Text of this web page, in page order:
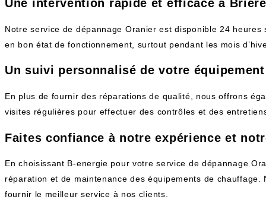
Une intervention rapide et efficace à
Notre service de dépannage Oranier est disponible 24
en bon état de fonctionnement, surtout pendant les mois
Un suivi personnalisé de votre
En plus de fournir des réparations de qualité, nous offrons
visites régulières pour effectuer des contrôles et des
Faites confiance à notre expérience et
En choisissant B-energie pour votre service de dépannage
réparation et de maintenance des équipements de
fournir le meilleur service à nos clients.